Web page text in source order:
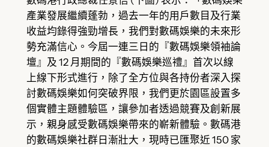
產業發展繼續蓬勃，過去一年的用戶數目及行業
收益均錄得強勁增長，我們對數碼娛樂的未來形
勢充滿信心。今屆一連三日的『數碼娛樂領袖論
壇』及 12 月期間的『數碼娛樂巡禮』首次以線
上線下形式進行，除了全方位與各持份者深入探
討數碼娛樂如何突破界限，我們更於園區設置多
個實體主題體驗區，讓參加者透過競賽及創新展
示，親身感受數碼娛樂帶來的嶄新體驗。數碼港
的數碼娛樂社群日漸壯大，現時已匯聚近 150 家